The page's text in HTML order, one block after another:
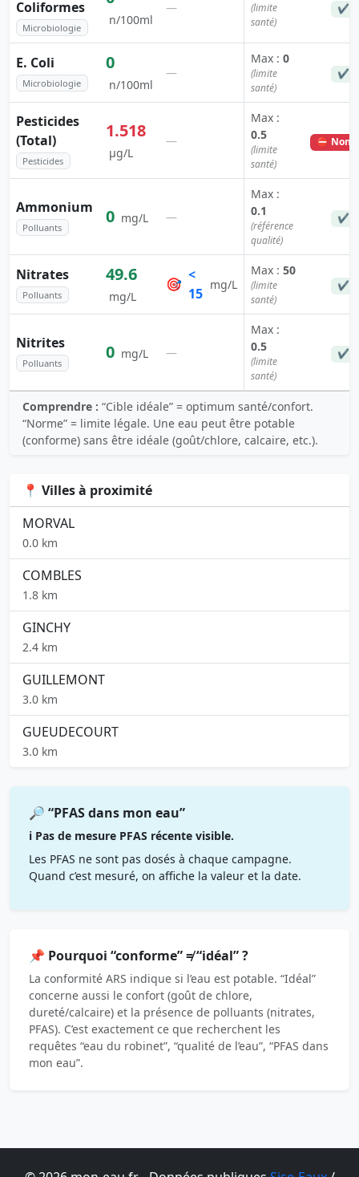
Coliformes
Microbiologie
n/100ml
—
(limite
santé)
✔
E. Coli
Microbiologie
0
n/100ml
—
Max : 0
(limite
santé)
✔
Pesticides
(Total)
Pesticides
1.518
µg/L
—
Max :
0.5
(limite
santé)
⛔ Non
Ammonium
Polluants
0 mg/L —
Max :
0.1
(référence
qualité)
✔
Nitrates
Polluants
49.6
mg/L
🎯
<
15
mg/L
Max : 50
(limite
santé)
✔
Nitrites
Polluants
0 mg/L —
Max :
0.5
(limite
santé)
✔
Comprendre : “Cible idéale” = optimum santé/confort.
“Norme” = limite légale. Une eau peut être potable
(conforme) sans être idéale (goût/chlore, calcaire, etc.).
📍 Villes à proximité
MORVAL
0.0 km
COMBLES
1.8 km
GINCHY
2.4 km
GUILLEMONT
3.0 km
GUEUDECOURT
3.0 km
🔎 “PFAS dans mon eau”
ℹ️ Pas de mesure PFAS récente visible.
Les PFAS ne sont pas dosés à chaque campagne.
Quand c’est mesuré, on affiche la valeur et la date.
📌 Pourquoi “conforme” ≠ “idéal” ?
La conformité ARS indique si l’eau est potable. “Idéal”
concerne aussi le confort (goût de chlore,
dureté/calcaire) et la présence de polluants (nitrates,
PFAS). C’est exactement ce que recherchent les
requêtes “eau du robinet”, “qualité de l’eau”, “PFAS dans
mon eau”.